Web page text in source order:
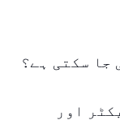
جا سکتی ہے؟
اور